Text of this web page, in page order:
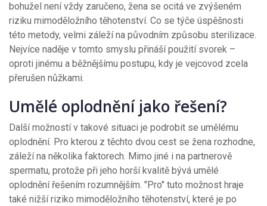
bohužel není vždy zaručeno, žena se ocitá ve zvýšeném
riziku mimoděložního těhotenství. Co se týče úspěšnosti
této metody, velmi záleží na původním způsobu sterilizace.
Nejvíce naděje v tomto smyslu přináší použití svorek –
oproti jinému a běžnějšímu postupu, kdy je vejcovod zcela
přerušen nůžkami.
Umělé oplodnění jako řešení?
Další možností v takové situaci je podrobit se umělému
oplodnění. Pro kterou z těchto dvou cest se žena rozhodne,
záleží na několika faktorech. Mimo jiné i na partnerově
spermatu, protože při jeho horší kvalitě bývá umělé
oplodnění řešením rozumnějším. "Pro" tuto možnost hraje
také nižší riziko mimoděložního těhotenství, které je po